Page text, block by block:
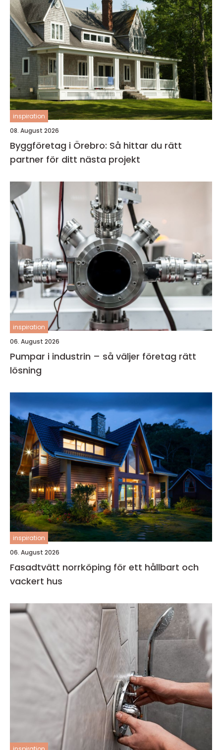
inspiration
08. August 2026
Byggföretag i Örebro: Så hittar du rätt
partner för ditt nästa projekt
inspiration
06. August 2026
Pumpar i industrin – så väljer företag rätt
lösning
inspiration
06. August 2026
Fasadtvätt norrköping för ett hållbart och
vackert hus